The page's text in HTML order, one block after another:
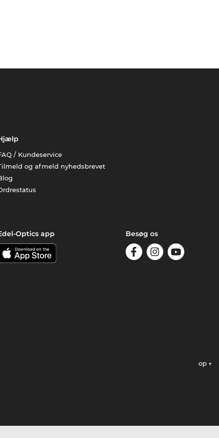
/ Kundeservice
og afmeld nyhedsbrevet
Optics app Besøg os
op